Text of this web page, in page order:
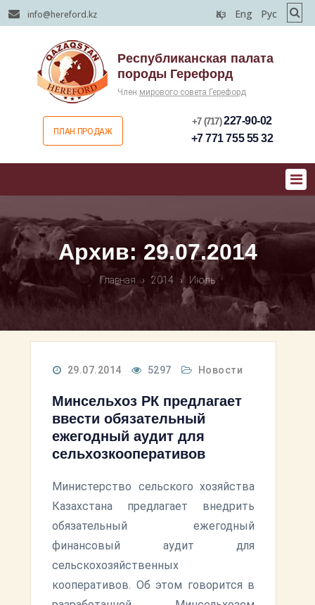
info@hereford.kz Қаз Eng Рус
Республиканская палата
породы Герефорд
Член мирового совета Герефорд
ПЛАН ПРОДАЖ
+7 (717)227-90-02
+7 771 755 55 32
Архив: 29.07.2014
Главная › 2014 › Июль
29.07.2014 5297 Новости
Минсельхоз РК предлагает
ввести обязательный
ежегодный аудит для
сельхозкооперативов
Министерство сельского хозяйства
Казахстана предлагает внедрить
обязательный ежегодный
финансовый аудит для
сельскохозяйственных
кооперативов. Об этом говорится в